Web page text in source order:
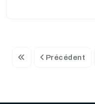
Précédent